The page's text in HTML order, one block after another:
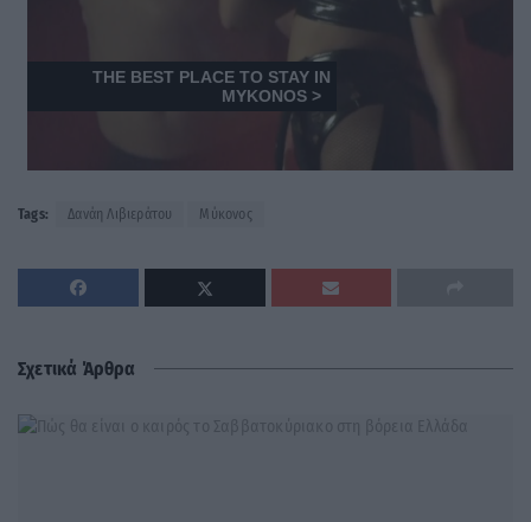
Tags: Δανάη Λιβιεράτου Μύκονος
Σχετικά Άρθρα